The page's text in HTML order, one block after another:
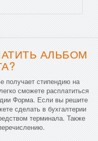
АЛЬБОМ
получает стипендию на
сможете расплатиться
Форма. Если вы решите
сделать в бухгалтерии
терминала. Также